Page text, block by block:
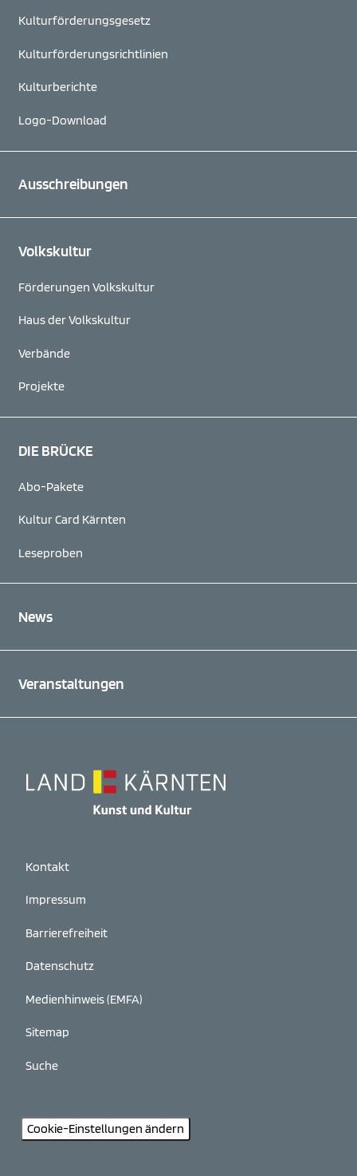
Kulturförderungsgesetz
Kulturförderungs­richtlinien
Kulturberichte
Logo-Download
Ausschreibungen
Volkskultur
Förderungen Volkskultur
Haus der Volkskultur
Verbände
Projekte
DIE BRÜCKE
Abo-Pakete
Kultur Card Kärnten
Leseproben
News
Veranstaltungen
Kontakt
Impressum
Barrierefreiheit
Datenschutz
Medienhinweis (EMFA)
Sitemap
Suche
Cookie-Einstellungen ändern